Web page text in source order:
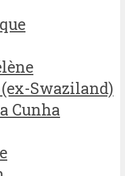
Swaziland)
Cunha